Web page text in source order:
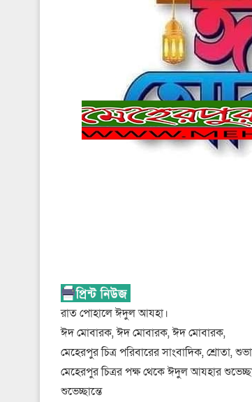
রাত পোহালে ঈদুল আযহা।
ঈদ মোবারক, ঈদ মোবারক, ঈদ মোবারক,
মেহেরপুর চিত্র পরিবারের সাংবাদিক, শ্রোতা,
মেহেরপুর চিত্রর পক্ষ থেকে ঈদুল আযহার
শুভেচ্ছান্তে